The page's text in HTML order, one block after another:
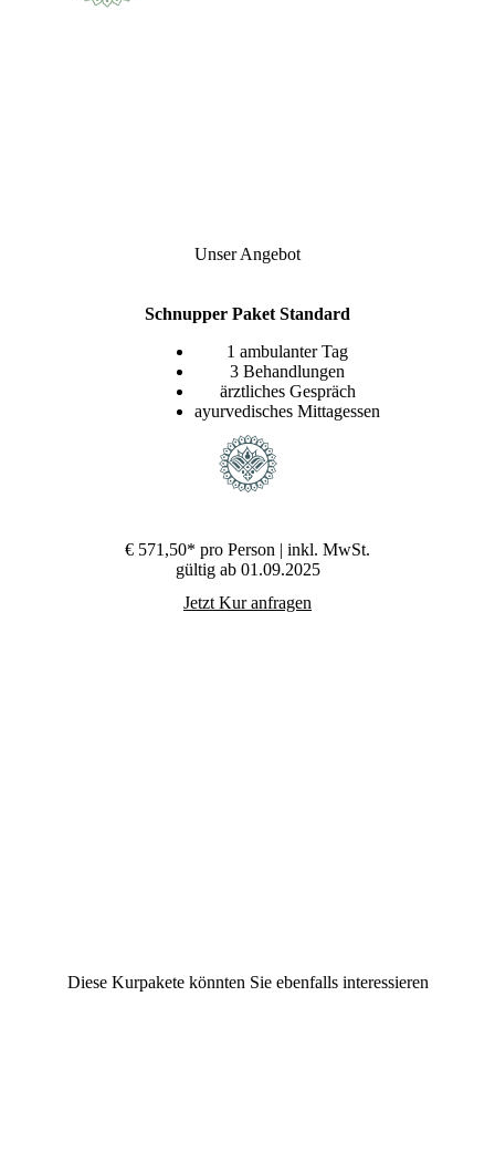
Ein ayurvedischer Stirnguss- Shirodhara ist eine
Behandlung, bei der ein gleichmäßig fließender
und her geführt wird. Diese Anwendung wird in
absoluter Ruhe durchgeführt. Meist kommt es zu
tiefer Entspannung, Ruhe und Ausgeglichenheit.
Unser Angebot
Schnupper Paket Standard
1 ambulanter Tag
3 Behandlungen
ärztliches Gespräch
ayurvedisches Mittagessen
€ 571,50* pro Person | inkl. MwSt.
gültig ab 01.09.2025
Jetzt Kur anfragen
Diese Kurpakete könnten Sie ebenfalls interessieren